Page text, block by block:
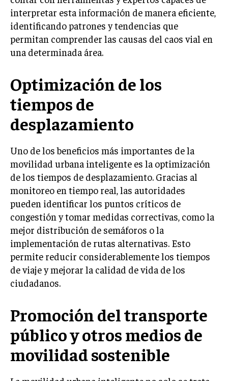
interpretar esta información de manera eficiente,
identificando patrones y tendencias que
permitan comprender las causas del caos vial en
una determinada área.
Optimización de los
tiempos de
desplazamiento
Uno de los beneficios más importantes de la
movilidad urbana inteligente es la optimización
de los tiempos de desplazamiento. Gracias al
monitoreo en tiempo real, las autoridades
pueden identificar los puntos críticos de
congestión y tomar medidas correctivas, como la
mejor distribución de semáforos o la
implementación de rutas alternativas. Esto
permite reducir considerablemente los tiempos
de viaje y mejorar la calidad de vida de los
ciudadanos.
Promoción del transporte
público y otros medios de
movilidad sostenible